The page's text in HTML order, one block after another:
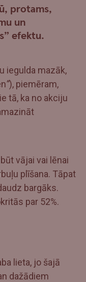
protams,
un
efektu.
iegulda mazāk,
”), piemēram,
tā, ka no akciju
vājai vai lēnai
plīšana. Tāpat
bargāks.
par 52%.
lieta, jo šajā
dažādiem